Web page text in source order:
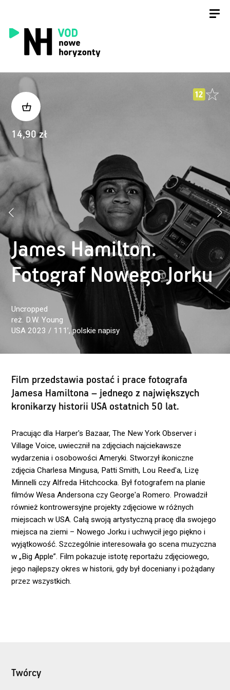
14,90 zł
James Hamilton.
Fotograf Nowego Jorku
Uncropped
reż. D.W. Young
USA 2023 / 111’, polskie napisy
Film przedstawia postać i prace fotografa
Jamesa Hamiltona – jednego z największych
kronikarzy historii USA ostatnich 50 lat.
Pracując dla Harper's Bazaar, The New York Observer i
Village Voice, uwiecznił na zdjęciach najciekawsze
wydarzenia i osobowości Ameryki. Stworzył ikoniczne
zdjęcia Charlesa Mingusa, Patti Smith, Lou Reed'a, Lizę
Minnelli czy Alfreda Hitchcocka. Był fotografem na planie
filmów Wesa Andersona czy George'a Romero. Prowadził
również kontrowersyjne projekty zdjęciowe w różnych
miejscach w USA. Całą swoją artystyczną pracę dla swojego
miejsca na ziemi – Nowego Jorku i uchwycił jego piękno i
wyjątkowość. Szczególnie interesowała go scena muzyczna
w „Big Apple”. Film pokazuje istotę reportażu zdjęciowego,
jego najlepszy okres w historii, gdy był doceniany i pożądany
przez wszystkich.
Twórcy